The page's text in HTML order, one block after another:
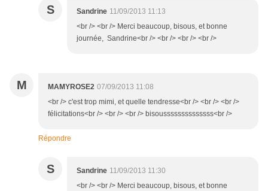
S Sandrine 11/09/2013 11:13
<br /> <br /> Merci beaucoup, bisous, et bonne
journée, Sandrine<br /> <br /> <br /> <br />
M MAMYROSE2 07/09/2013 11:08
<br /> c'est trop mimi, et quelle tendresse<br /> <br /> <br />
félicitations<br /> <br /> <br /> bisoussssssssssssss<br />
Répondre
S Sandrine 11/09/2013 11:30
<br /> <br /> Merci beaucoup, bisous, et bonne